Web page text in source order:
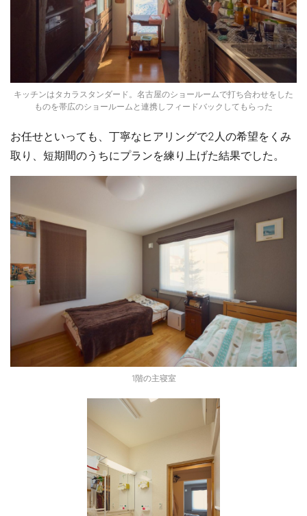
キッチンはタカラスタンダード。名古屋のショールームで打ち合わせをした
ものを帯広のショールームと連携しフィードバックしてもらった
お任せといっても、丁寧なヒアリングで2人の希望をくみ
取り、短期間のうちにプランを練り上げた結果でした。
1階の主寝室